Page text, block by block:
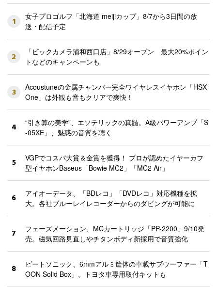
1
女子プロゴルフ「北海道 meijiカップ」8/7から3日間の放
送・配信予定
2
「ビックカメラ浦和西口店」8/29オープン 最大20%ポイン
トなどのキャンペーンも
3
Acoustuneの金属チャンバー完全ワイヤレスイヤホン「HSX
One」は外観も音もクリアで爽快！
4
“引き算の美学”、エソテリックの真髄。A級パワーアンプ「S
-05XE」、魅惑の音質を聴く
5
VGPでコスパ大賞＆金賞を獲得！ プロが認めたイヤーカフ
型イヤホンBaseus「Bowie MC2」「MC2 Air」
6
アイオーデータ、「BDレコ」「DVDレコ」対応機種を拡
大。各社ブルーレイレコーダーからのダビングが可能に
7
フェーズメーション、MCカートリッジ「PP-2200」9/10発
売。磁気回路見直しやチタンボディ新採用で音質強化
8
ビートソニック、6mmアルミ筐体の車載サブウーファー「T
OON Solid Box」。トヨタ車専用取付キットも